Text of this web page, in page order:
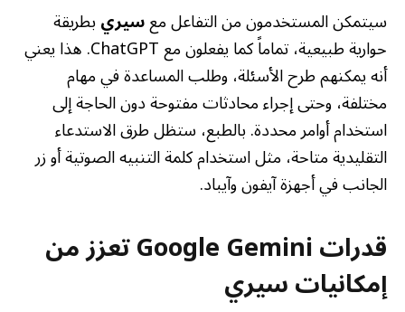
سيتمكن المستخدمون من التفاعل معسيريبطريقة
حوارية طبيعية، تماماً كما يفعلون مع ChatGPT. هذا يعني
أنه يمكنهم طرح الأسئلة، وطلب المساعدة في مهام
مختلفة، وحتى إجراء محادثات مفتوحة دون الحاجة إلى
استخدام أوامر محددة. بالطبع، ستظل طرق الاستدعاء
التقليدية متاحة، مثل استخدام كلمة التنبيه الصوتية أو زر
الجانب في أجهزة آيفون وآيباد.
قدرات Google Gemini تعزز من
إمكانيات سيري